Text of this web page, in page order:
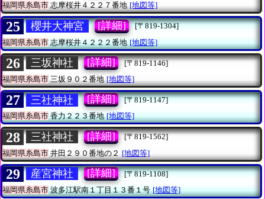
福岡県糸島市志摩桜井４２２７番地 [地図等]
25 櫻井大神宮 [詳細]
[〒819-1304]
福岡県糸島市志摩桜井４２２２番地 [地図等]
26 三坂神社 [詳細]
[〒819-1146]
福岡県糸島市 三坂９０２番地 [地図等]
27 三社神社 [詳細]
[〒819-1147]
福岡県糸島市香力２２３番地 [地図等]
28 三社神社 [詳細]
[〒819-1562]
福岡県糸島市 井田２９０番地の２ [地図等]
29 産宮神社 [詳細]
[〒819-1108]
福岡県糸島市波多江駅南１丁目１３番１号 [地図等]